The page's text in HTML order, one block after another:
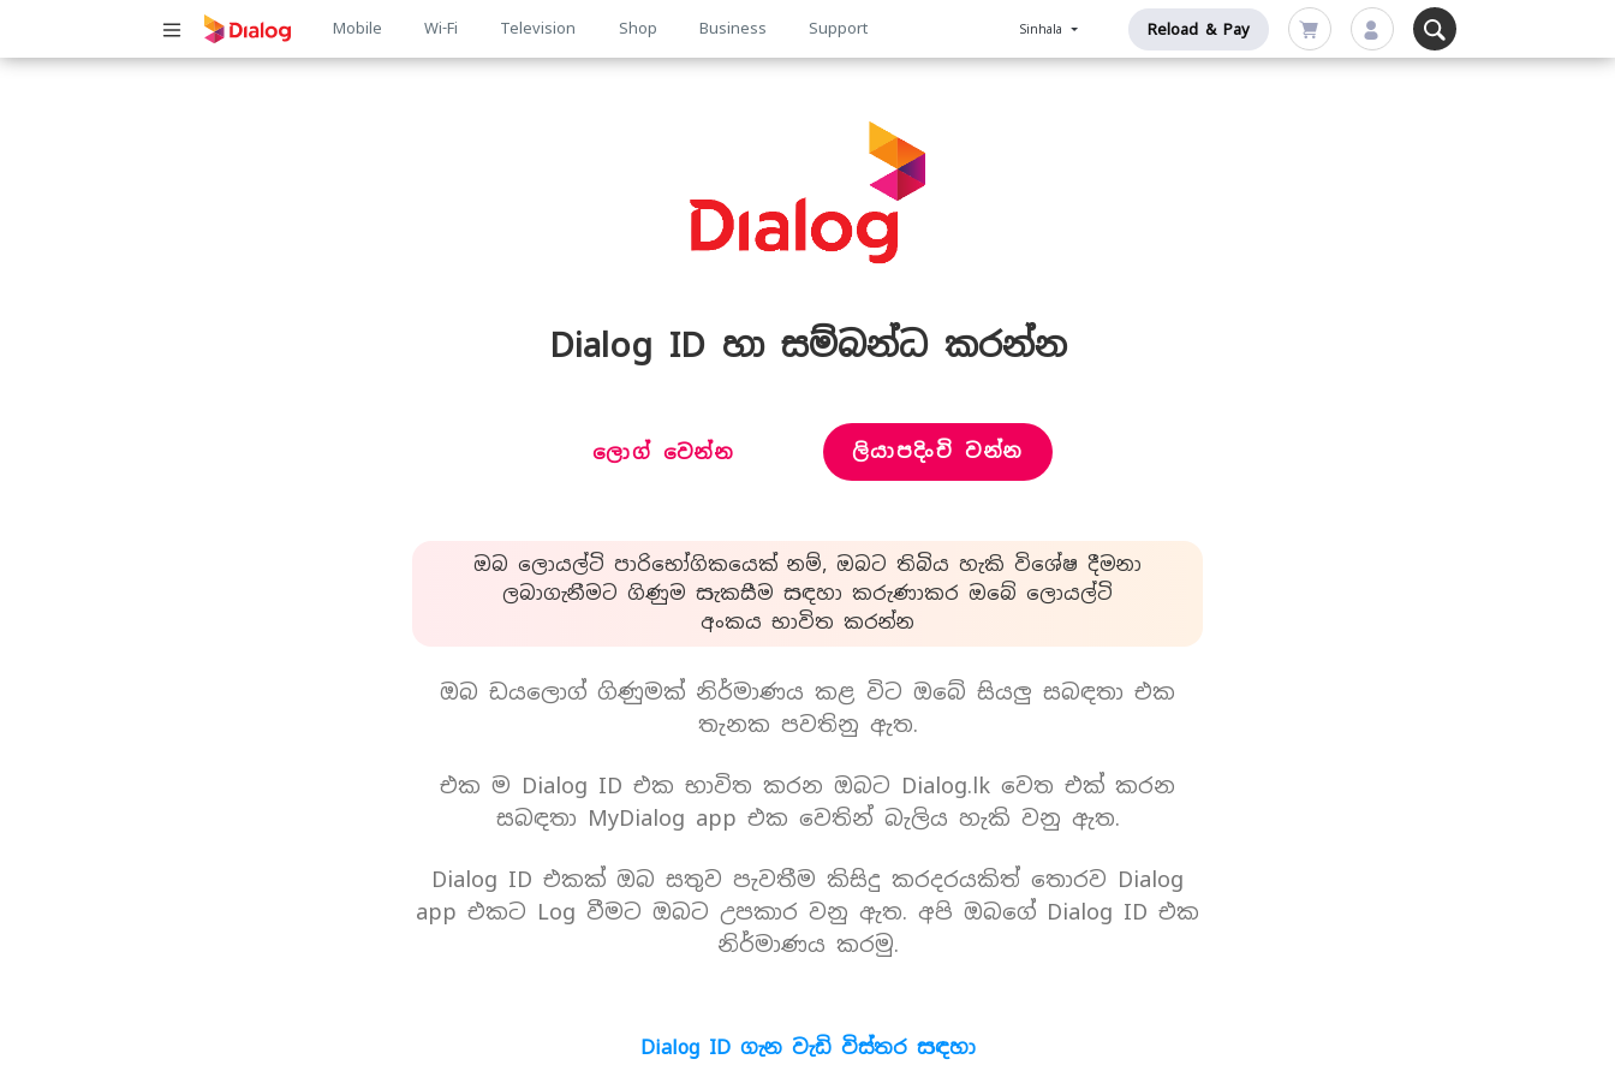
Main
Mobile Wi-Fi Television Shop Business Support Sinhala Reload & Pay
Dialog ID හා සම්බන්ධ කරන්න
ලොග් වෙන්න ලියාපදිංචි වන්න
ඔබ ලොයල්ටි පාරිභෝගිකයෙක් නම්, ඔබට තිබිය හැකි විශේෂ දීමනා
ලබාගැනීමට ගිණුම සැකසීම සඳහා කරුණාකර ඔබේ ලොයල්ටි
අංකය භාවිත කරන්න
ඔබ ඩයලොග් ගිණුමක් නිර්මාණය කළ විට ඔබේ සියලු සබඳතා එක
තැනක පවතිනු ඇත.
එක ම Dialog ID එක භාවිත කරන ඔබට Dialog.lk වෙත එක් කරන
සබඳතා MyDialog app එක වෙතින් බැලිය හැකි වනු ඇත.
Dialog ID එකක් ඔබ සතුව පැවතීම කිසිදු කරදරයකිත් තොරව Dialog
app එකට Log වීමට ඔබට උපකාර වනු ඇත. අපි ඔබගේ Dialog ID එක
නිර්මාණය කරමු.
Dialog ID ගැන වැඩි විස්තර සඳහා